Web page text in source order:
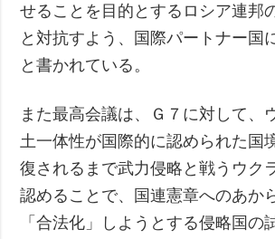
せることを目的とするロシア連邦
と対抗すよう、国際パートナー国
と書かれている。
また最高会議は、Ｇ７に対して、
土一体性が国際的に認められた国
復されるまで武力侵略と戦うウク
認めることで、国連憲章へのあか
「合法化」しようとする侵略国の